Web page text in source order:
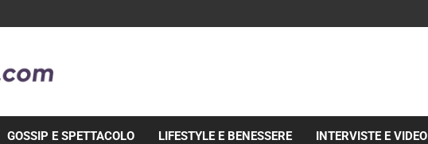
GOSSIP E SPETTACOLO LIFESTYLE E BENESSERE INTERVISTE E VIDEO